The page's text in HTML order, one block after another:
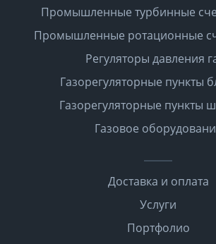
Промышленные турбинные
Промышленные ротационные
Регуляторы давления
Газорегуляторные пункты
Газорегуляторные пункты
Газовое
Доставка и оплата
Услуги
Портфолио